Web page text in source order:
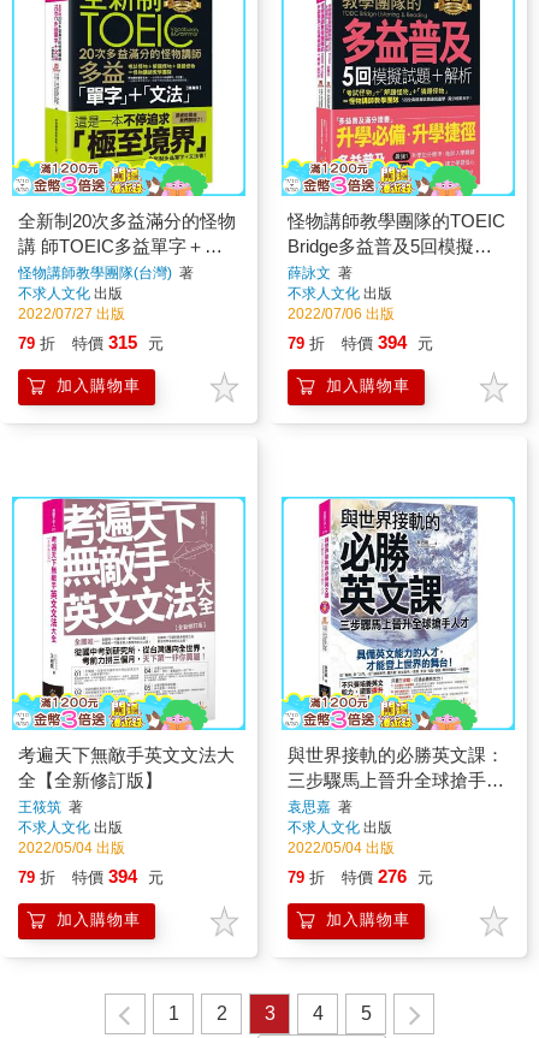
全新制20次多益滿分的怪物
講 師TOEIC多益單字＋文
法【隨身版】(附文法教學
影片＋「Youtor App」內含
VRP虛擬點讀筆＋防水書
套)
怪物講師教學團隊(台灣) 著
不求人文化 出版
2022/07/27 出版
79 折 特價 315 元
加入購物車
怪物講師教學團隊的TOEIC
Bridge多益普及5回模擬試
題＋解析(2書＋「Youtor
App」內含VRP虛擬點讀筆
＋防水書套)
薛詠文 著
不求人文化 出版
2022/07/06 出版
79 折 特價 394 元
加入購物車
考遍天下無敵手英文文法大
全【全新修訂版】
王筱筑 著
不求人文化 出版
2022/05/04 出版
79 折 特價 394 元
加入購物車
與世界接軌的必勝英文課：
三步驟馬上晉升全球搶手人
才(附虛擬點讀筆APP＋
1CD)
袁思嘉 著
不求人文化 出版
2022/05/04 出版
79 折 特價 276 元
加入購物車
1 2 3 4 5